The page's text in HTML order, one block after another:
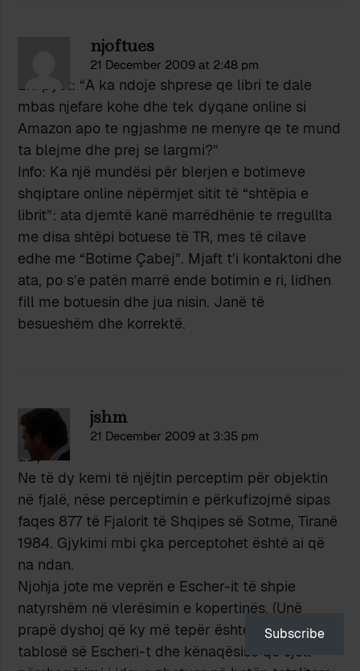
njoftues
21 December 2009 at 2:48 pm
Eni pyet: “A ka ndoje shprese qe libri te dale
mbas njefare kohe dhe tek dyqane online si
Amazon apo te ngjashme ne menyre qe te mund
ta blejme dhe prej se largmi?”
Info: Ka një mundësi për blerjen e botimeve
shqiptare online nëpërmjet sitit të “shtëpia e
librit”: ata djemtë kanë marrëdhënie te rregullta
me disa shtëpi botuese të TR, mes të cilave
edhe me “Botime Çabej”. Mjaft t’i kontaktoni dhe
ata, po s’e patën marrë ende botimin e ri, lidhen
fill me botuesin dhe jua nisin. Janë të
besueshëm dhe korrektë.
jshm
21 December 2009 at 3:35 pm
ED,
Ne të dy kemi të njëjtin perceptim për objektin
në fjalë, nëse perceptimin e përkufizojmë sipas
faqes 877 të Fjalorit të Shqipes së Sotme, Tiranë
1984. Gjykimi mbi çka perceptohet është ai që
na ndan.
Njohja jote me veprën e Escher-it të shpie
natyrshëm në vlerësimin e kopertinës. (Unë
prapë dyshoj që ky më tepër është shijim i
tablosë së Escheri-t dhe kënaqësisë që sjell
Subscribe